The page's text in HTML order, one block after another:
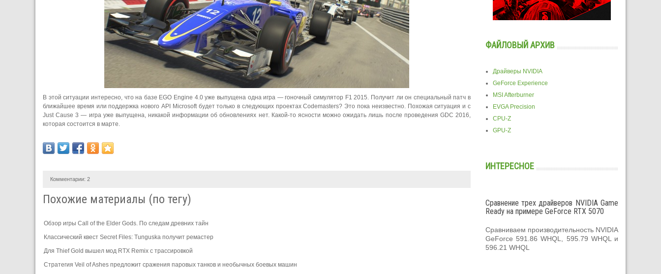
В этой ситуации интересно, что на базе EGO Engine 4.0 уже выпущена одна игра — гоночный симулятор F1 2015. Получит ли он специальный патч в
ближайшее время или поддержка нового API Microsoft будет только в следующих проектах Codemasters? Это пока неизвестно. Похожая ситуация и с
Just Cause 3 — игра уже выпущена, никакой информации об обновлениях нет. Какой-то ясности можно ожидать лишь после проведения GDC 2016,
которая состоится в марте.
Комментарии: 2
Похожие материалы (по тегу)
Обзор игры Call of the Elder Gods. По следам древних тайн
Классический квест Secret Files: Tunguska получит ремастер
Для Thief Gold вышел мод RTX Remix с трассировкой
Стратегия Veil of Ashes предложит сражения паровых танков и необычных боевых машин
ФАЙЛОВЫЙ АРХИВ
Драйверы NVIDIA
GeForce Experience
MSI Afterburner
EVGA Precision
CPU-Z
GPU-Z
ИНТЕРЕСНОЕ
Сравнение трех драйверов NVIDIA Game
Ready на примере GeForce RTX 5070
Сравниваем производительность NVIDIA
GeForce 591.86 WHQL, 595.79 WHQL и
596.21 WHQL